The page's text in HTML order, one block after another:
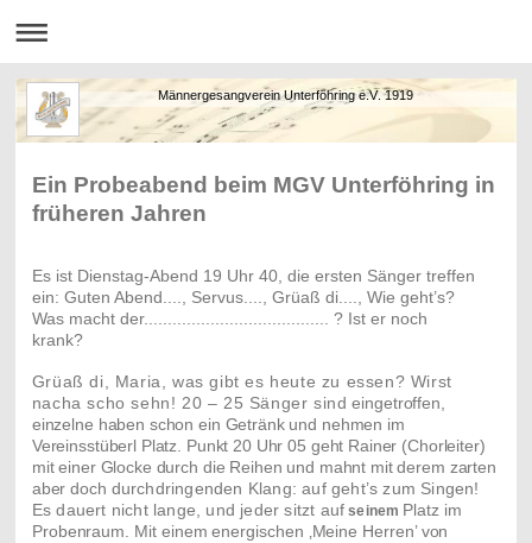
Männergesangverein Unterföhring e.V. 1919
Ein Probeabend beim MGV Unterföhring in
früheren Jahren
Es ist Dienstag-Abend 19 Uhr 40, die ersten Sänger treffen
ein: Guten Abend...., Servus...., Grüaß di...., Wie geht’s?
Was macht der.......................................
? Ist er noch
krank?
Grüaß di, Maria, was gibt es heute zu essen? Wirst
nacha scho sehn! 20 – 25 Sänger sind eingetroffen,
einzelne haben schon ein Getränk und nehmen im
Vereinsstüberl Platz. Punkt 20 Uhr 05 geht Rainer (Chorleiter)
mit einer Glocke durch die Reihen und mahnt mit derem zarten
aber doch durchdringenden Klang: auf geht’s zum Singen!
Es dauert nicht lange, und jeder sitzt auf seinem Platz im
Probenraum. Mit einem energischen ‚Meine Herren’ von